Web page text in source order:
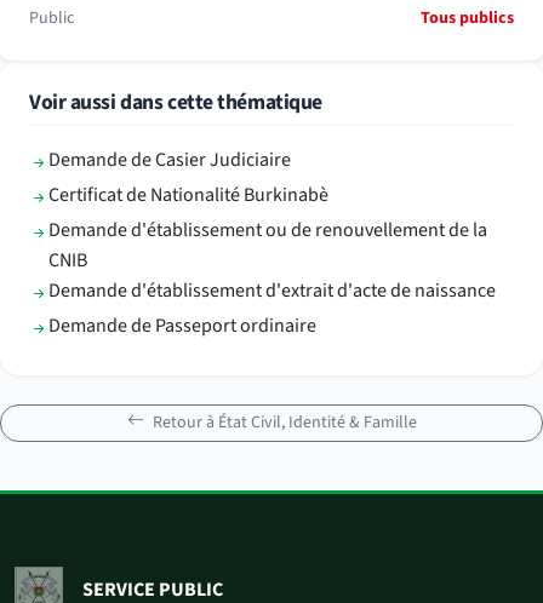
Public Tous publics
Voir aussi dans cette thématique
Demande de Casier Judiciaire
Certificat de Nationalité Burkinabè
Demande d'établissement ou de renouvellement de la
CNIB
Demande d'établissement d'extrait d'acte de naissance
Demande de Passeport ordinaire
Retour à État Civil, Identité & Famille
SERVICE PUBLIC